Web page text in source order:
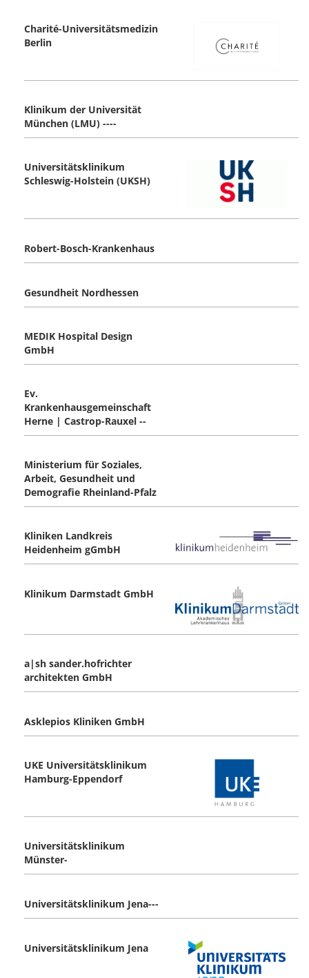
Charité-Universitätsmedizin
Berlin
Klinikum der Universität
München (LMU) ----
Universitätsklinikum
Schleswig-Holstein (UKSH)
Robert-Bosch-Krankenhaus
Gesundheit Nordhessen
MEDIK Hospital Design
GmbH
Ev.
Krankenhausgemeinschaft
Herne | Castrop-Rauxel --
Ministerium für Soziales,
Arbeit, Gesundheit und
Demografie Rheinland-Pfalz
Kliniken Landkreis
Heidenheim gGmbH
Klinikum Darmstadt GmbH
a|sh sander.hofrichter
architekten GmbH
Asklepios Kliniken GmbH
UKE Universitätsklinikum
Hamburg-Eppendorf
Universitätsklinikum
Münster-
Universitätsklinikum Jena---
Universitätsklinikum Jena